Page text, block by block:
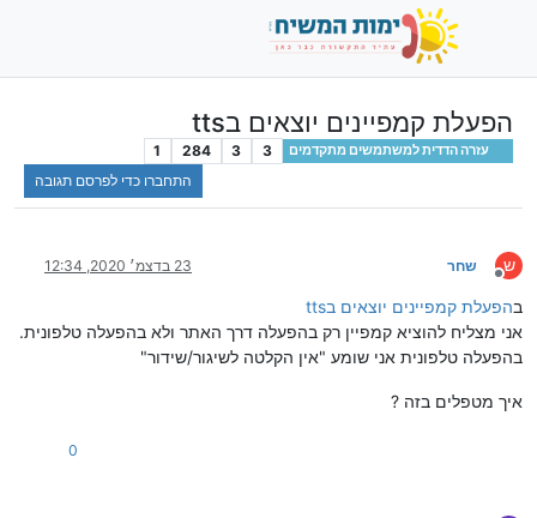
הפעלת קמפיינים יוצאים בtts
עזרה הדדית למשתמשים מתקדמים 3
3
284
1
התחברו כדי לפרסם תגובה
ש
מנותק
שחר 23 בדצמ׳ 2020, 12:34
בהפעלת קמפיינים יוצאים בtts
אני מצליח להוציא קמפיין רק בהפעלה דרך האתר ולא בהפעלה טלפונית.
בהפעלה טלפונית אני שומע "אין הקלטה לשיגור/שידור"
איך מטפלים בזה ?
0